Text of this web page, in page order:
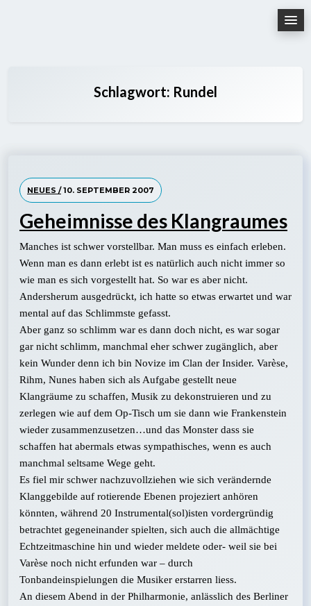
Schlagwort: Rundel
NEUES /10. SEPTEMBER 2007
Geheimnisse des Klangraumes
Manches ist schwer vorstellbar. Man muss es einfach erleben.
Wenn man es dann erlebt ist es natürlich auch nicht immer so
wie man es sich vorgestellt hat. So war es aber nicht.
Andersherum ausgedrückt, ich hatte so etwas erwartet und war
mental auf das Schlimmste gefasst.
Aber ganz so schlimm war es dann doch nicht, es war sogar
gar nicht schlimm, manchmal eher schwer zugänglich, aber
kein Wunder denn ich bin Novize im Clan der Insider. Varèse,
Rihm, Nunes haben sich als Aufgabe gestellt neue
Klangräume zu schaffen, Musik zu dekonstruieren und zu
zerlegen wie auf dem Op-Tisch um sie dann wie Frankenstein
wieder zusammenzusetzen…und das Monster dass sie
schaffen hat abermals etwas sympathisches, wenn es auch
manchmal seltsame Wege geht.
Es fiel mir schwer nachzuvollziehen wie sich verändernde
Klanggebilde auf rotierende Ebenen projeziert anhören
könnten, während 20 Instrumental(sol)isten vordergründig
betrachtet gegeneinander spielten, sich auch die allmächtige
Echtzeitmaschine hin und wieder meldete oder- weil sie bei
Varèse noch nicht erfunden war – durch
Tonbandeinspielungen die Musiker erstarren liess.
An diesem Abend in der Philharmonie, anlässlich des Berliner